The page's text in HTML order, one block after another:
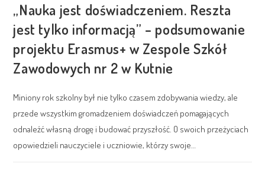
„Nauka jest doświadczeniem. Reszta
jest tylko informacją” – podsumowanie
projektu Erasmus+ w Zespole Szkół
Zawodowych nr 2 w Kutnie
Miniony rok szkolny był nie tylko czasem zdobywania wiedzy, ale
przede wszystkim gromadzeniem doświadczeń pomagających
odnaleźć własną drogę i budować przyszłość. O swoich przeżyciach
opowiedzieli nauczyciele i uczniowie, którzy swoje…